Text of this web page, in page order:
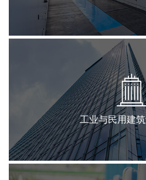
工业与民用建